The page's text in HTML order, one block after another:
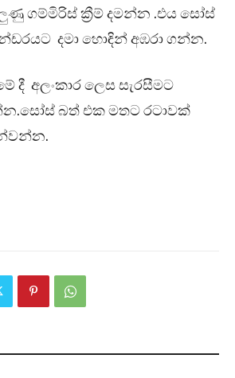
ගම්මිරිස් ක්‍රීම් දමන්න .එය සෝස්
දමා හොඳින් අඹරා ගන්න.
දී අලංකාර ලෙස සැරසීමට
බත් එක මතට රටාවක්